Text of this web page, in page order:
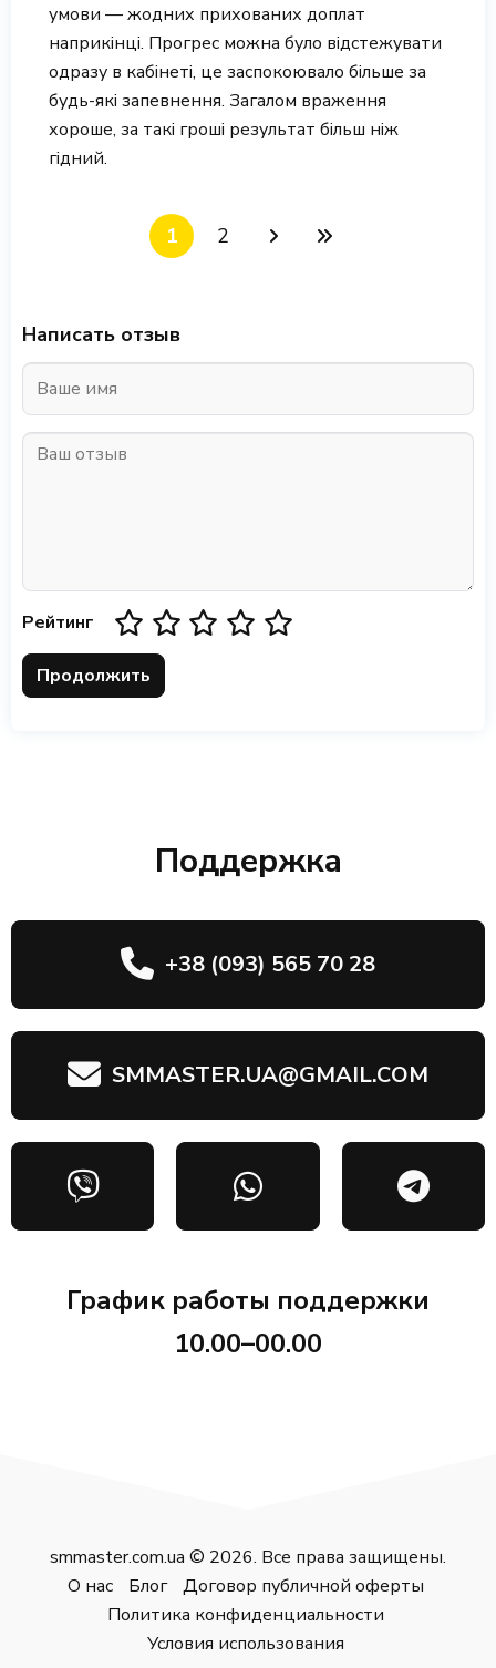
умови — жодних прихованих доплат
наприкінці. Прогрес можна було відстежувати
одразу в кабінеті, це заспокоювало більше за
будь-які запевнення. Загалом враження
хороше, за такі гроші результат більш ніж
гідний.
1 2
Написать отзыв
Рейтинг
Продолжить
Поддержка
+38 (093) 565 70 28
SMMASTER.UA@GMAIL.COM
График работы поддержки
10.00–00.00
smmaster.com.ua © 2026. Все права защищены.
О нас
Блог
Договор публичной оферты
Политика конфиденциальности
Условия использования